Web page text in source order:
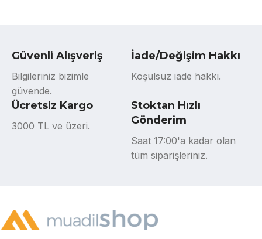
Güvenli Alışveriş
Bilgileriniz bizimle
güvende.
İade/Değişim Hakkı
Koşulsuz iade hakkı.
Ücretsiz Kargo
3000 TL ve üzeri.
Stoktan Hızlı
Gönderim
Saat 17:00'a kadar olan
tüm siparişleriniz.